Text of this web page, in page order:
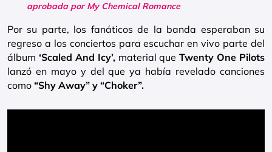
aprobada por My Chemical Romance
Por su parte, los fanáticos de la banda esperaban su
regreso a los conciertos para escuchar en vivo parte del
álbum ‘Scaled And Icy’,material que Twenty One Pilots
lanzó en mayo y del que ya había revelado canciones
como “Shy Away” y “Choker”.